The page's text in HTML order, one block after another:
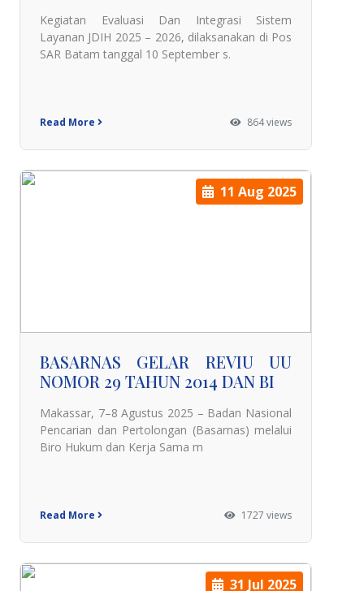
Kegiatan Evaluasi Dan Integrasi Sistem
Layanan JDIH 2025 – 2026, dilaksanakan di Pos
SAR Batam tanggal 10 September s.
Read More 864 views
11 Aug 2025
BASARNAS GELAR REVIU UU
NOMOR 29 TAHUN 2014 DAN BI
Makassar, 7–8 Agustus 2025 – Badan Nasional
Pencarian dan Pertolongan (Basarnas) melalui
Biro Hukum dan Kerja Sama m
Read More 1727 views
31 Jul 2025